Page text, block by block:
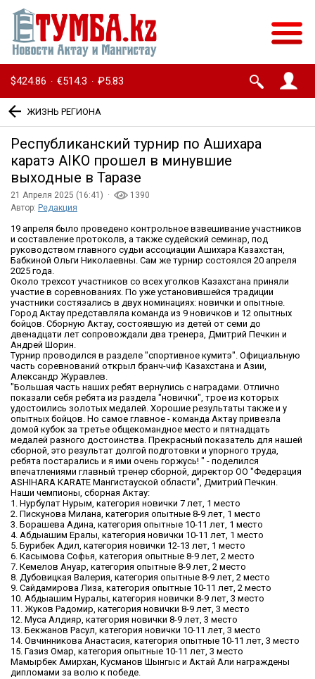
$424.86 · €514.3 · ₽5.83
ЖИЗНЬ РЕГИОНА
Республиканский турнир по Ашихара
каратэ AIKO прошел в минувшие
выходные в Таразе
21 Апреля 2025 (16:41) ·
1390
Автор: Редакция
19 апреля было проведено контрольное взвешивание участников
и составление протоколв, а также судейский семинар, под
руководством главного судьи ассоциации Ашихара Казахстан,
Бабкиной Ольги Николаевны. Сам же турнир состоялся 20 апреля
2025 года.
Около трехсот участников со всех уголков Казахстана приняли
участие в соревнованиях. По уже установившейся традиции
участники состязались в двух номинациях: новички и опытные.
Город Актау представляла команда из 9 новичков и 12 опытных
бойцов. Сборную Актау, состоявшую из детей от семи до
двенадцати лет сопровождали два тренера, Дмитрий Печкин и
Андрей Шорин.
Турнир проводился в разделе "спортивное кумитэ". Официальную
часть соревнований открыл бранч-чиф Казахстана и Азии,
Александр Журавлев.
"Большая часть наших ребят вернулись с наградами. Отлично
показали себя ребята из раздела "новички", трое из которых
удостоились золотых медалей. Хорошие результаты также и у
опытных бойцов. Но самое главное - команда Актау привезла
домой кубок за третье общекомандное место и пятнадцать
медалей разного достоинства. Прекрасный показатель для нашей
сборной, это результат долгой подготовки и упорного труда,
ребята постарались и я ими очень горжусь! " - поделился
впечатлениями главный тренер сборной, директор ОО "Федерация
ASHIHARA KARATE Мангистауской области", Дмитрий Печкин.
Наши чемпионы, сборная Актау:
1. Нурбулат Нурым, категория новички 7 лет, 1 место
2. Пискунова Милана, категория опытные 8-9 лет, 1 место
3. Борашева Адина, категория опытные 10-11 лет, 1 место
4. Абдыашим Ералы, категория новички 10-11 лет, 1 место
5. Бурибек Адил, категория новички 12-13 лет, 1 место
6. Касымова Софья, категория опытные 8-9 лет, 2 место
7. Кемелов Ануар, категория опытные 8-9 лет, 2 место
8. Дубовицкая Валерия, категория опытные 8-9 лет, 2 место
9. Сайдамирова Лиза, категория опытные 10-11 лет, 2 место
10. Абдыашим Нуралы, категория новички 8-9 лет, 3 место
11. Жуков Радомир, категория новички 8-9 лет, 3 место
12. Муса Алдияр, категория новички 8-9 лет, 3 место
13. Бекжанов Расул, категория новички 10-11 лет, 3 место
14. Овчинникова Анастасия, категория опытные 10-11 лет, 3 место
15. Газиз Омар, категория опытные 10-11 лет, 3 место
Мамырбек Амирхан, Кусманов Шынгыс и Актай Али награждены
дипломами за волю к победе.